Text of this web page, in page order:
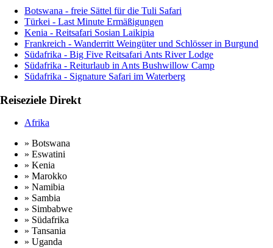
Botswana - freie Sättel für die Tuli Safari
Türkei - Last Minute Ermäßigungen
Kenia - Reitsafari Sosian Laikipia
Frankreich - Wanderritt Weingüter und Schlösser in Burgund
Südafrika - Big Five Reitsafari Ants River Lodge
Südafrika - Reiturlaub in Ants Bushwillow Camp
Südafrika - Signature Safari im Waterberg
Reiseziele Direkt
Afrika
» Botswana
» Eswatini
» Kenia
» Marokko
» Namibia
» Sambia
» Simbabwe
» Südafrika
» Tansania
» Uganda